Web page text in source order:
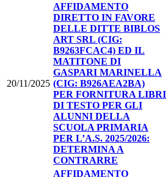
20/11/2025
AFFIDAMENTO
DIRETTO IN FAVORE
DELLE DITTE BIBLOS
ART SRL (CIG:
B9263FCAC4) ED IL
MATITONE DI
GASPARI MARINELLA
(CIG: B926AEA2BA)
PER FORNITURA LIBRI
DI TESTO PER GLI
ALUNNI DELLA
SCUOLA PRIMARIA
PER L’A.S. 2025/2026:
DETERMINA A
CONTRARRE
AFFIDAMENTO